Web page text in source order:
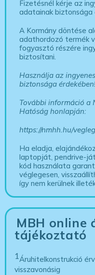
Fizetésnél kérje az
adatainak biztonsága
A Kormány döntése
adathordozó termék
fogyasztó részére
biztosítani.
Használja az
biztonsága
További információ a
Hatóság honlapján:
https://nmhh.hu/
Ha eladja,
laptopját, pendrive-
kód használata
véglegesen,
így nem kerülnek
MBH online
tájékoztató
1Áruhitelkonstrukció
visszavonásig